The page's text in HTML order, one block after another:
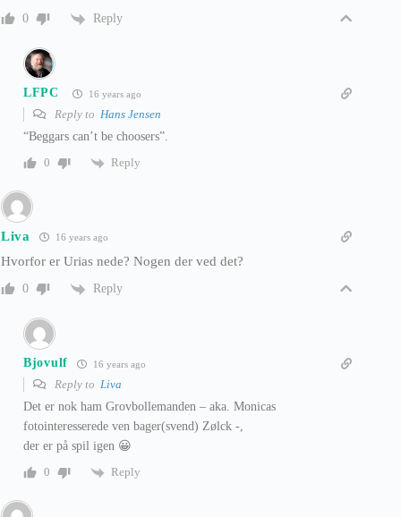
0 Reply
LFPC 16 years ago
Reply to Hans Jensen
“Beggars can’t be choosers”.
0
Reply
Liva 16 years ago
Hvorfor er Urias nede? Nogen der ved det?
0 Reply
Bjovulf 16 years ago
Reply to Liva
Det er nok ham Grovbollemanden – aka. Monicas
fotointeresserede ven bager(svend) Zølck -,
der er på spil igen 😀
0
Reply